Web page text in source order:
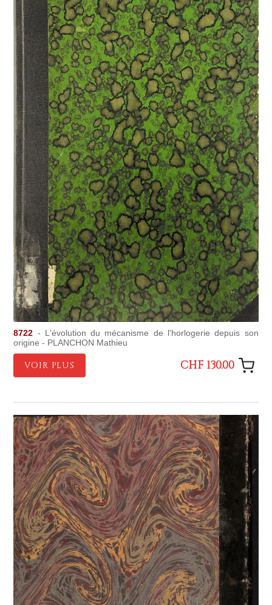
8722 - L'évolution du mécanisme de l'horlogerie depuis son
origine - PLANCHON Mathieu
VOIR PLUS CHF 130.00